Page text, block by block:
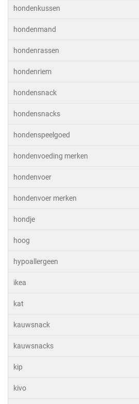
hondenkussen
hondenmand
hondenrassen
hondenriem
hondensnack
hondensnacks
hondenspeelgoed
hondenvoeding merken
hondenvoer
hondenvoer merken
hondje
hoog
hypoallergeen
ikea
kat
kauwsnack
kauwsnacks
kip
kivo